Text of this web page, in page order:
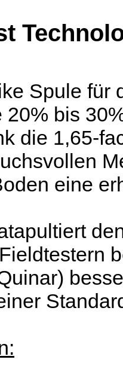
Spule für
20% bis
die 1,65-
eine